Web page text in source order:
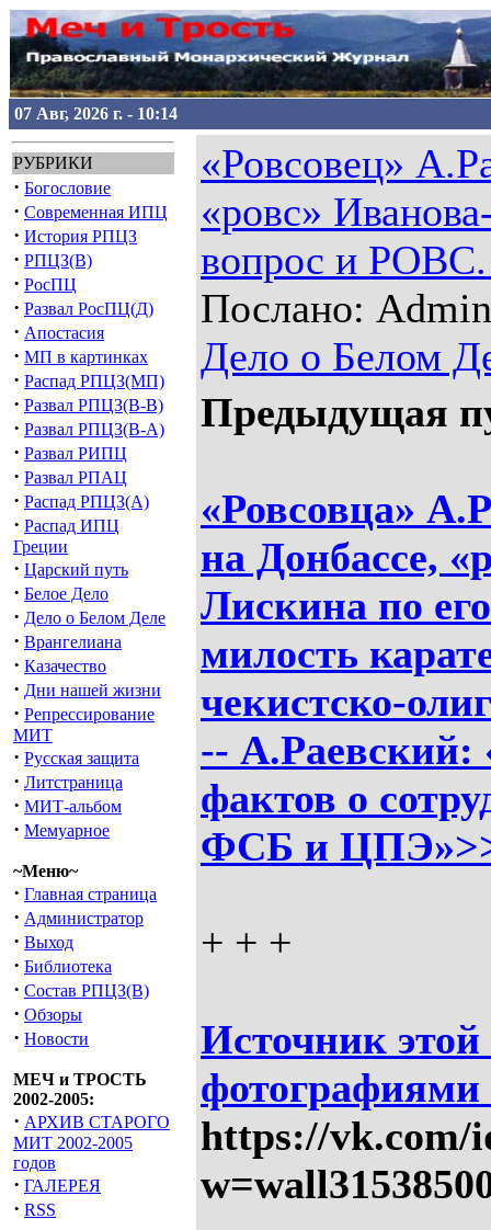
07 Авг, 2026 г. - 10:14
РУБРИКИ
· Богословие
· Современная ИПЦ
· История РПЦЗ
· РПЦЗ(В)
· РосПЦ
· Развал РосПЦ(Д)
· Апостасия
· МП в картинках
· Распад РПЦЗ(МП)
· Развал РПЦЗ(В-В)
· Развал РПЦЗ(В-А)
· Развал РИПЦ
· Развал РПАЦ
· Распад РПЦЗ(А)
· Распад ИПЦ
Греции
· Царский путь
· Белое Дело
· Дело о Белом Деле
· Врангелиана
· Казачество
· Дни нашей жизни
· Репрессирование
МИТ
· Русская защита
· Литстраница
· МИТ-альбом
· Мемуарное
~Меню~
· Главная страница
· Администратор
· Выход
· Библиотека
· Состав РПЦЗ(В)
· Обзоры
· Новости
МЕЧ и ТРОСТЬ
2002-2005:
· АРХИВ СТАРОГО
МИТ 2002-2005
годов
· ГАЛЕРЕЯ
· RSS
«Ровсовец»
«ровс»
вопрос и РОВС.
Послано:
Дело о Белом
Предыдущая
«Ровсовца»
на Донбассе,
Лискина по
милость
чекистско-
-- А.Раевский:
фактов о
ФСБ и
+ + +
Источник
https://vk.com/